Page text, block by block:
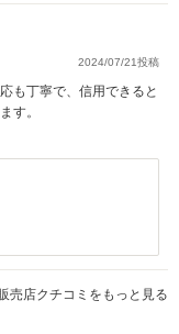
2024/07/21投稿
も丁寧で、信用できると
す。
売店クチコミをもっと見る